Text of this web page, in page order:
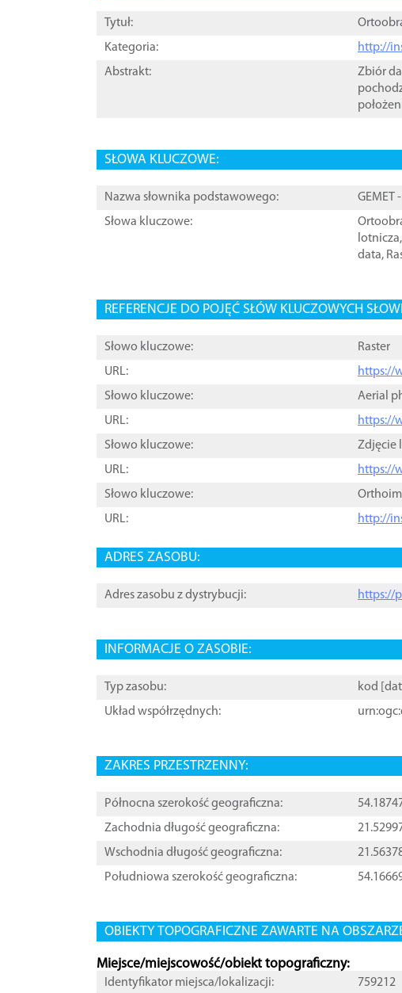
Tytuł:
Kategoria:
http://
Abstrakt:
Zbiór
SŁOWA KLUCZOWE:
Nazwa słownika podstawowego:
GEMET
Słowa kluczowe:
lotnicza,
data,
REFERENCJE DO POJĘĆ SŁÓW KLUCZOWYCH
Słowo kluczowe:
Raster
URL:
https://
Słowo kluczowe:
Aerial
URL:
https://
Słowo kluczowe:
Zdjęcie
URL:
https://
Słowo kluczowe:
URL:
http://
ADRES ZASOBU:
Adres zasobu z dystrybucji: https://
INFORMACJE O ZASOBIE:
Typ zasobu: kod [
Układ współrzędnych:
ZAKRES PRZESTRZENNY:
Północna szerokość geograficzna:
Zachodnia długość geograficzna:
Wschodnia długość geograficzna:
Południowa szerokość geograficzna:
OBIEKTY TOPOGRAFICZNE ZAWARTE NA
Miejsce/miejscowość/obiekt topograficzny:
Identyfikator miejsca/lokalizacji:
759212